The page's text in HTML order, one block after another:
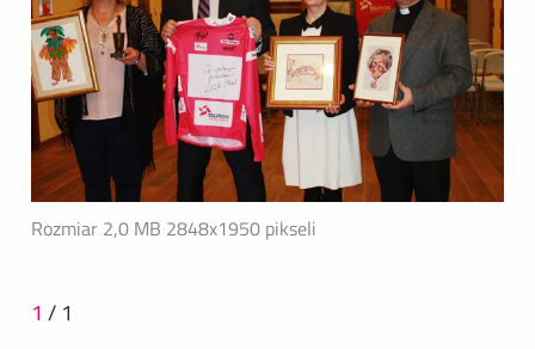
Rozmiar 2,0 MB 2848x1950 pikseli
1 / 1